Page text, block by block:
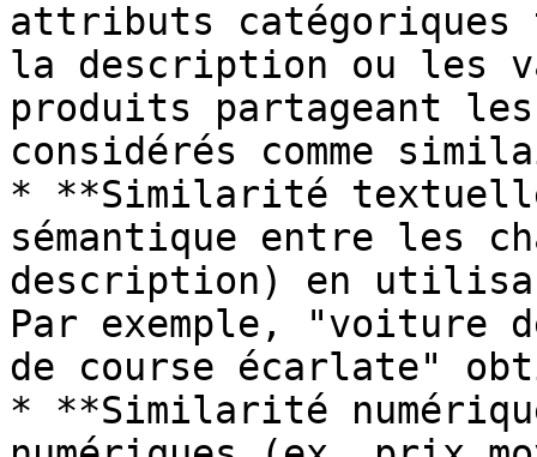
attributs catégoriques
la description ou les
produits partageant
considérés comme
* **Similarité
sémantique entre les
description) en
Par exemple, "voiture
de course écarlate"
* **Similarité